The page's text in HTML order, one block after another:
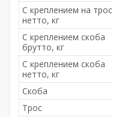
С креплением на трос
нетто, кг
С креплением скоба
брутто, кг
С креплением скоба
нетто, кг
Скоба
Трос